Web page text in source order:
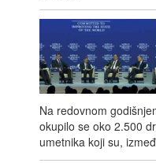
Na redovnom
okupilo se oko 2.500
umetnika koji su,